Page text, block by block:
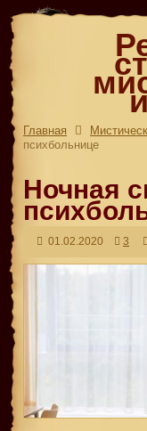
Главная
психбольнице
Ночная
01.02.2020 3